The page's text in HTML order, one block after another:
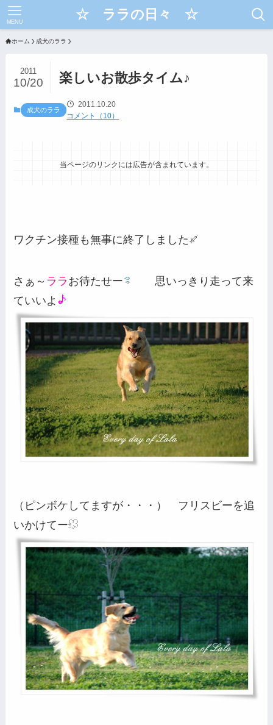
☆ ララの日々 ☆
MENU
ホーム 成犬のララ
楽しいお散歩タイム♪
2011
10/20
成犬のララ
2011.10.20
コメント（10）
当ページのリンクには広告が含まれています。
ワクチン接種も無事に終了しました
さぁ～ ララ お待たせー
思いっきり走って来
ていいよ
（ピンボケしてますが・・・） フリスビーを追
いかけてー